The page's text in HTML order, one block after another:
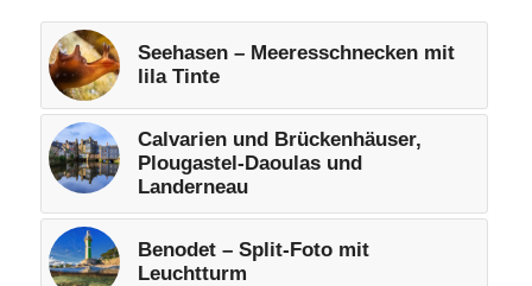
Seehasen – Meeresschnecken mit
lila Tinte
Calvarien und Brückenhäuser,
Plougastel-Daoulas und
Landerneau
Benodet – Split-Foto mit
Leuchtturm